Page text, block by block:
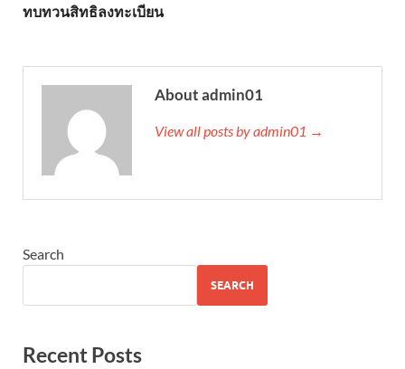
ทบทวนสิทธิลงทะเบียน
About admin01
View all posts by admin01 →
Search
SEARCH
Recent Posts